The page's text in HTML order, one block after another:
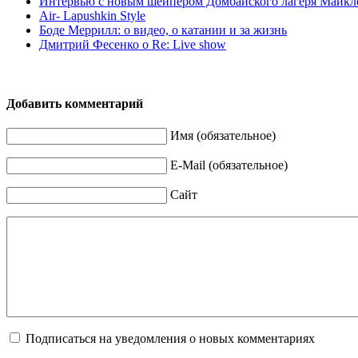
Air- Lapushkin Style
Боде Меррилл: о видео, о катании и за жизнь
Дмитрий Фесенко о Re: Live show
Добавить комментарий
Имя (обязательное)
E-Mail (обязательное)
Сайт
Подписаться на уведомления о новых комментариях